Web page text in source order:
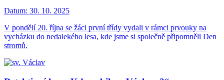
Datum: 30. 10. 2025
V pondělí 20. října se žáci první třídy vydali v rámci prvouky na
vycházku do nedalekého lesa, kde jsme si společně připomněli Den
stromů.